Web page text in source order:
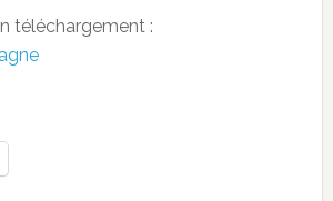
téléchargement :